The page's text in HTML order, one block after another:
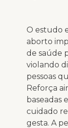
O estudo
aborto
de saúde
violando
pessoas
Reforça
baseadas
cuidado
gesta. A